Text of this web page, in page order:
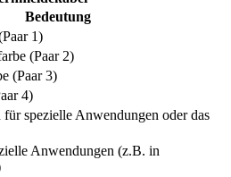
Bedeutung
1)
(Paar 2)
(Paar 3)
4)
für spezielle Anwendungen oder das
Anwendungen (z.B. in